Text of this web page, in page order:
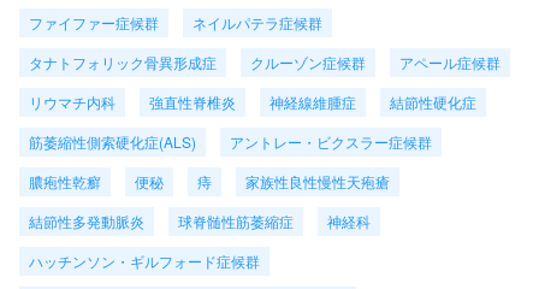
ファイファー症候群
ネイルパテラ症候群
タナトフォリック骨異形成症
クルーゾン症候群
アペール症候群
リウマチ内科
強直性脊椎炎 神経線維腫症
結節性硬化症
筋萎縮性側索硬化症(ALS)
アントレー・ビクスラー症候群
膿疱性乾癬
便秘 痔
家族性良性慢性天疱瘡
結節性多発動脈炎
球脊髄性筋萎縮症
神経科
ハッチンソン・ギルフォード症候群